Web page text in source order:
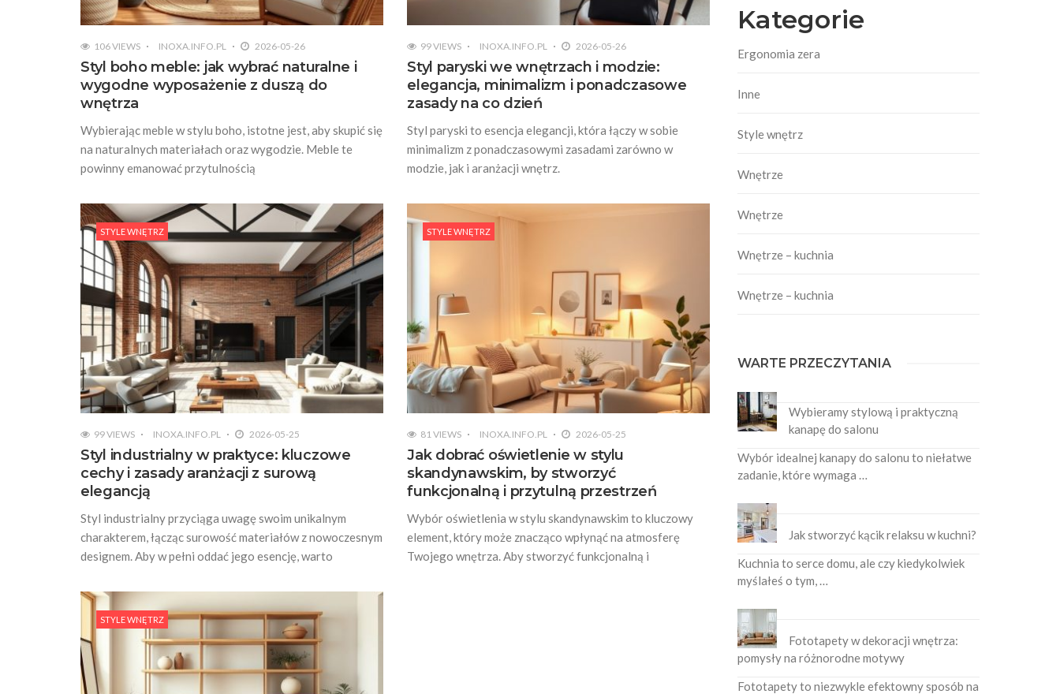
106 VIEWS INOXA.INFO.PL 2026-05-26
Styl boho meble: jak wybrać naturalne i
wygodne wyposażenie z duszą do
wnętrza
Wybierając meble w stylu boho, istotne jest, aby skupić się
na naturalnych materiałach oraz wygodzie. Meble te
powinny emanować przytulnością
99 VIEWS INOXA.INFO.PL 2026-05-26
Styl paryski we wnętrzach i modzie:
elegancja, minimalizm i ponadczasowe
zasady na co dzień
Styl paryski to esencja elegancji, która łączy w sobie
minimalizm z ponadczasowymi zasadami zarówno w
modzie, jak i aranżacji wnętrz.
STYLE WNĘTRZ
99 VIEWS INOXA.INFO.PL 2026-05-25
Styl industrialny w praktyce: kluczowe
cechy i zasady aranżacji z surową
elegancją
Styl industrialny przyciąga uwagę swoim unikalnym
charakterem, łącząc surowość materiałów z nowoczesnym
designem. Aby w pełni oddać jego esencję, warto
STYLE WNĘTRZ
81 VIEWS INOXA.INFO.PL 2026-05-25
Jak dobrać oświetlenie w stylu
skandynawskim, by stworzyć
funkcjonalną i przytulną przestrzeń
Wybór oświetlenia w stylu skandynawskim to kluczowy
element, który może znacząco wpłynąć na atmosferę
Twojego wnętrza. Aby stworzyć funkcjonalną i
STYLE WNĘTRZ
Kategorie
Ergonomia zera
Inne
Style wnętrz
Wnętrze
Wnętrze
Wnętrze – kuchnia
Wnętrze – kuchnia
WARTE PRZECZYTANIA
Wybieramy stylową i praktyczną
kanapę do salonu
Wybór idealnej kanapy do salonu to niełatwe
zadanie, które wymaga …
Jak stworzyć kącik relaksu w kuchni?
Kuchnia to serce domu, ale czy kiedykolwiek
myślałeś o tym, …
Fototapety w dekoracji wnętrza:
pomysły na różnorodne motywy
Fototapety to niezwykle efektowny sposób na